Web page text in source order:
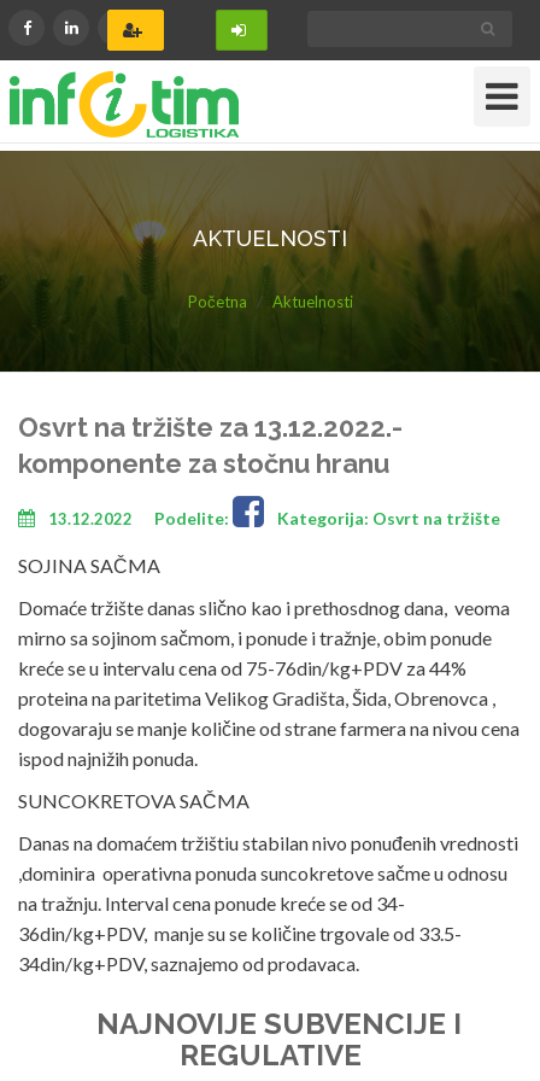
Toggle
AKTUELNOSTI
Početna Aktuelnosti
Osvrt na tržište za 13.12.2022.-
komponente za stočnu hranu
13.12.2022 Podelite: Kategorija: Osvrt na tržište
SOJINA SAČMA
Domaće tržište danas slično kao i prethosdnog dana, veoma
mirno sa sojinom sačmom, i ponude i tražnje, obim ponude
kreće se u intervalu cena od 75-76din/kg+PDV za 44%
proteina na paritetima Velikog Gradišta, Šida, Obrenovca ,
dogovaraju se manje količine od strane farmera na nivou cena
ispod najnižih ponuda.
SUNCOKRETOVA SAČMA
Danas na domaćem tržištiu stabilan nivo ponuđenih vrednosti
,dominira operativna ponuda suncokretove sačme u odnosu
na tražnju. Interval cena ponude kreće se od 34-
36din/kg+PDV, manje su se količine trgovale od 33.5-
34din/kg+PDV, saznajemo od prodavaca.
NAJNOVIJE SUBVENCIJE I
REGULATIVE